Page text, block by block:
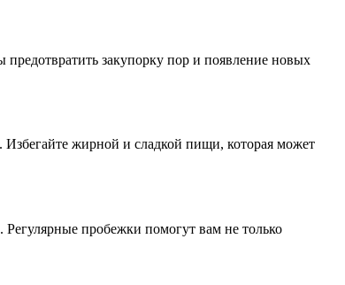
закупорку пор и появление новых
жирной и сладкой пищи, которая может
пробежки помогут вам не только